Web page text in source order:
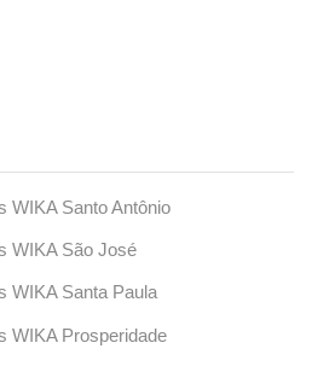
WIKA Santo Antônio
WIKA São José
WIKA Santa Paula
WIKA Prosperidade